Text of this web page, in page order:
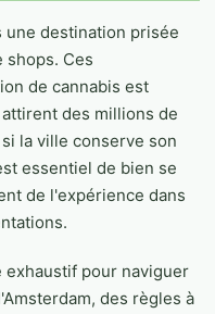
une destination prisée
shops. Ces
de cannabis est
des millions de
la ville conserve son
essentiel de bien se
de l'expérience dans
pour naviguer
des règles à